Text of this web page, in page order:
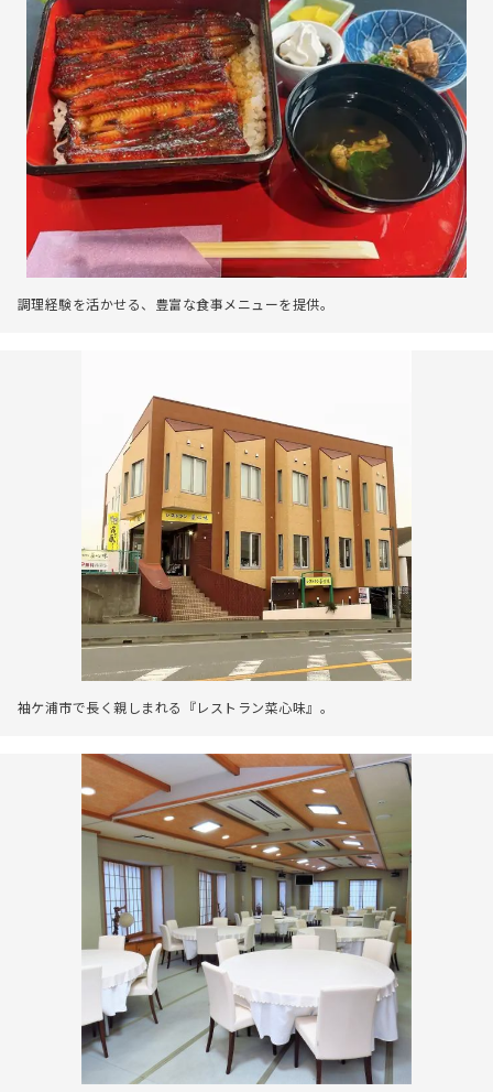
調理経験を活かせる、豊富な食事メニューを提供。
袖ケ浦市で長く親しまれる『レストラン菜心味』。